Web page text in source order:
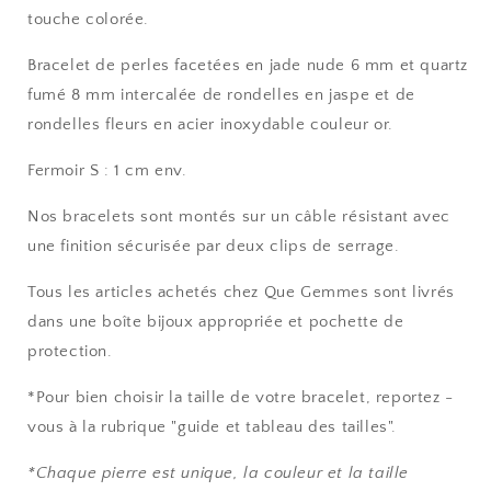
touche colorée.
Bracelet de perles facetées en jade nude 6 mm et quartz
fumé 8 mm intercalée de rondelles en jaspe et de
rondelles fleurs en acier inoxydable couleur or.
Fermoir S : 1 cm env.
Nos bracelets sont montés sur un câble résistant avec
une finition sécurisée par deux clips de serrage.
Tous les articles achetés chez Que Gemmes sont livrés
dans une boîte bijoux appropriée et pochette de
protection.
*Pour bien choisir la taille de votre bracelet, reportez -
vous à la rubrique "guide et tableau des tailles".
*Chaque pierre est unique, la couleur et la taille